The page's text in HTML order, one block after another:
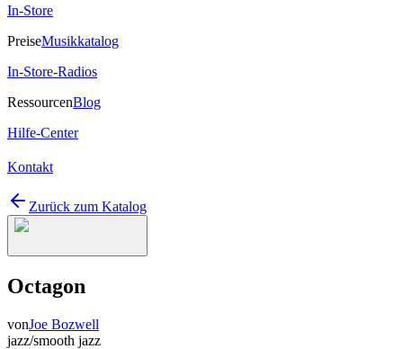
In-Store
PreiseMusikkatalog
In-Store-Radios
RessourcenBlog
Hilfe-Center
Kontakt
Zurück zum Katalog
Octagon
vonJoe Bozwell
jazz/smooth jazz